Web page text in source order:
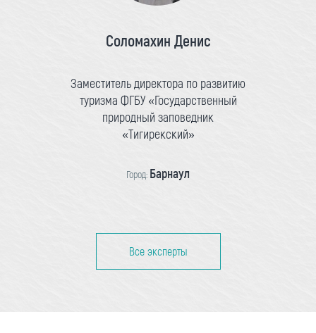
Соломахин Денис
Заместитель директора по развитию
туризма ФГБУ «Государственный
природный заповедник
«Тигирекский»
Город: Барнаул
Все эксперты